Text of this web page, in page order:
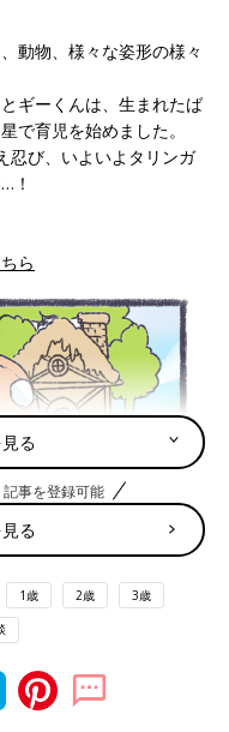
動物、様々な姿形の様々
ギーくんは、生まれたば
で育児を始めました。
忍び、いよいよタリンガ
！
ら
る
事を登録可能
る
1歳 2歳 3歳